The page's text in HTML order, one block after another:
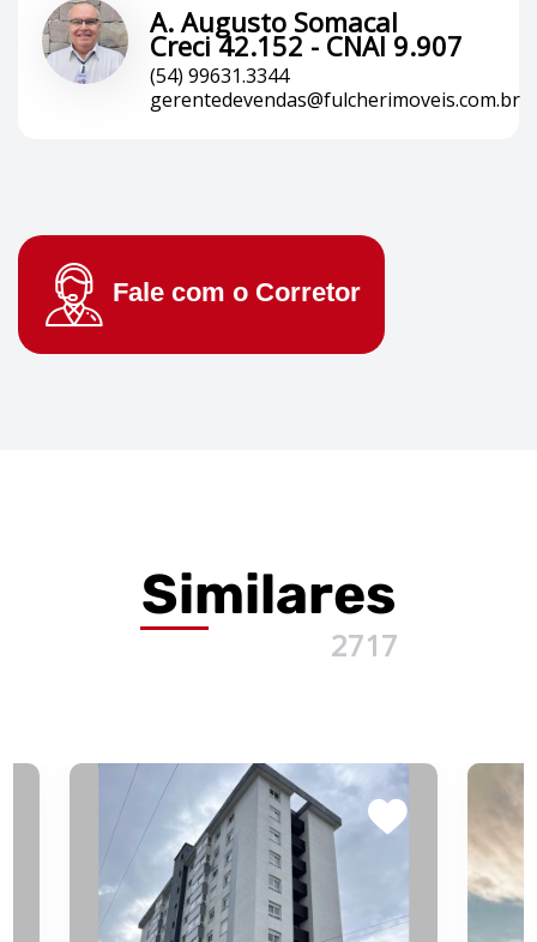
A. Augusto Somacal
Creci 42.152 - CNAI 9.907
(54) 99631.3344
gerentedevendas@fulcherimoveis.com.br
Fale com o Corretor
Similares
2717